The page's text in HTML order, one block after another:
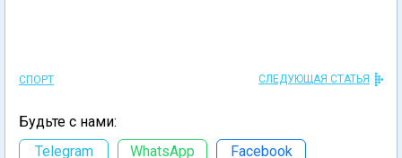
СПОРТ СЛЕДУЮЩАЯ СТАТЬЯ
Будьте с нами:
Telegram
WhatsApp Facebook